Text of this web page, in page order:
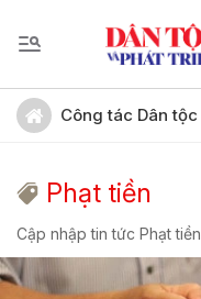
Công tác Dân tộc
Phạt tiền
Cập nhập tin tức Phạt tiền